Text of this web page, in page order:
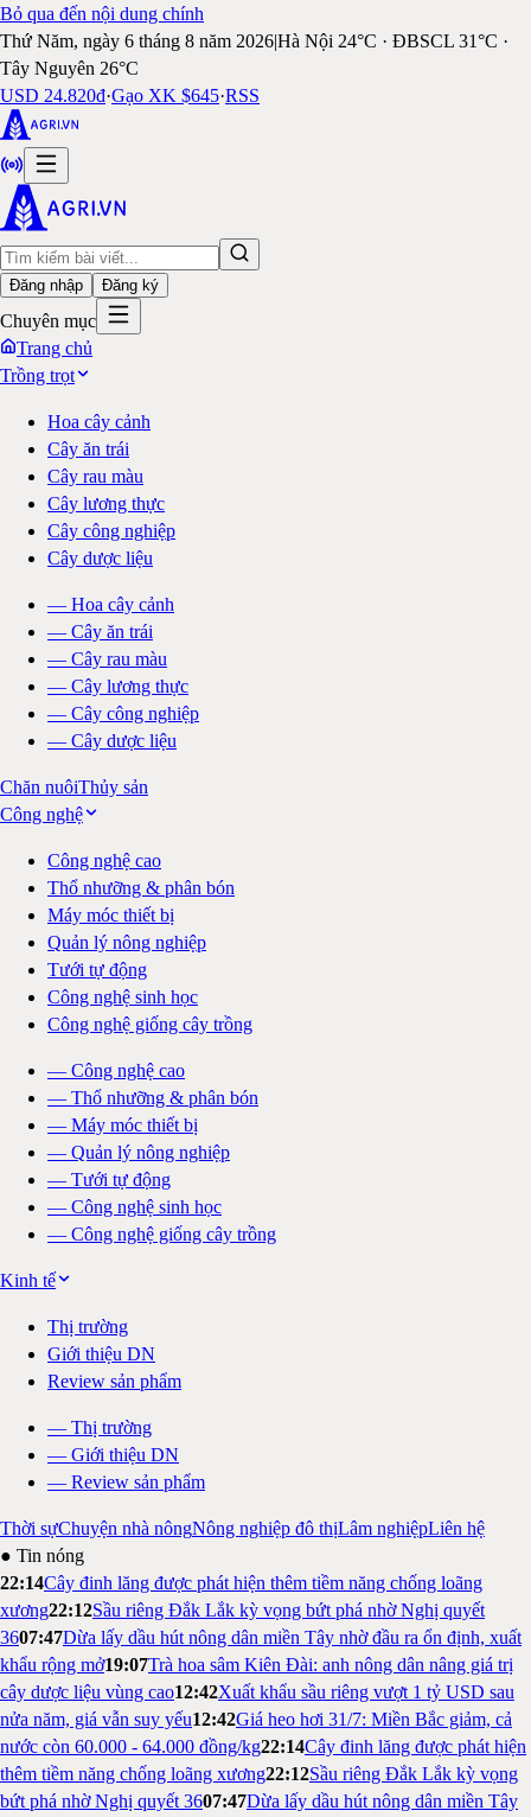
Bỏ qua đến nội dung chính
Thứ Năm, ngày 6 tháng 8 năm 2026|Hà Nội 24°C · ĐBSCL 31°C ·
Tây Nguyên 26°C
USD 24.820đ·Gạo XK $645·RSS
Đăng nhập Đăng ký
Chuyên mục
Trang chủ
Trồng trọt
Hoa cây cảnh
Cây ăn trái
Cây rau màu
Cây lương thực
Cây công nghiệp
Cây dược liệu
— Hoa cây cảnh
— Cây ăn trái
— Cây rau màu
— Cây lương thực
— Cây công nghiệp
— Cây dược liệu
Chăn nuôiThủy sản
Công nghệ
Công nghệ cao
Thổ nhưỡng & phân bón
Máy móc thiết bị
Quản lý nông nghiệp
Tưới tự động
Công nghệ sinh học
Công nghệ giống cây trồng
— Công nghệ cao
— Thổ nhưỡng & phân bón
— Máy móc thiết bị
— Quản lý nông nghiệp
— Tưới tự động
— Công nghệ sinh học
— Công nghệ giống cây trồng
Kinh tế
Thị trường
Giới thiệu DN
Review sản phẩm
— Thị trường
— Giới thiệu DN
— Review sản phẩm
Thời sựChuyện nhà nôngNông nghiệp đô thịLâm nghiệpLiên hệ
● Tin nóng
22:14Cây đinh lăng được phát hiện thêm tiềm năng chống loãng
xương22:12Sầu riêng Đắk Lắk kỳ vọng bứt phá nhờ Nghị quyết
3607:47Dừa lấy dầu hút nông dân miền Tây nhờ đầu ra ổn định, xuất
khẩu rộng mở19:07Trà hoa sâm Kiên Đài: anh nông dân nâng giá trị
cây dược liệu vùng cao12:42Xuất khẩu sầu riêng vượt 1 tỷ USD sau
nửa năm, giá vẫn suy yếu12:42Giá heo hơi 31/7: Miền Bắc giảm, cả
nước còn 60.000 - 64.000 đồng/kg22:14Cây đinh lăng được phát hiện
thêm tiềm năng chống loãng xương22:12Sầu riêng Đắk Lắk kỳ vọng
bứt phá nhờ Nghị quyết 3607:47Dừa lấy dầu hút nông dân miền Tây